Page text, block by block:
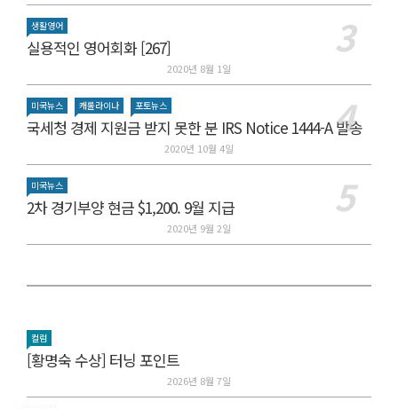
생활영어
실용적인 영어회화 [267]
2020년 8월 1일
미국뉴스 캐롤라이나 포토뉴스
국세청 경제 지원금 받지 못한 분 IRS Notice 1444-A 발송
2020년 10월 4일
미국뉴스
2차 경기부양 현금 $1,200. 9월 지급
2020년 9월 2일
컬럼
[황명숙 수상] 터닝 포인트
2026년 8월 7일